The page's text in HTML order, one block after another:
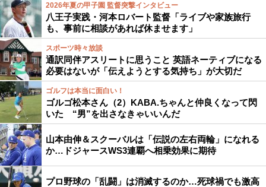
2026年夏の甲子園 監督突撃インタビュー
八王子実践・河本ロバート監督「ライブや家族旅行
も、事前に相談があれば休ませます」
スポーツ時々放談
通訳同伴アスリートに思うこと 英語ネーティブになる
必要はないが「伝えようとする気持ち」が大切だ
ゴルフは本当に面白い！
ゴルゴ松本さん（2）KABA.ちゃんと仲良くなって閃
いた “男”を出さなきゃいいんだ
山本由伸＆スクーバルは「伝説の左右両輪」になれる
か…ドジャースWS3連覇へ相乗効果に期待
プロ野球の「乱闘」は消滅するのか…死球禍でも激高